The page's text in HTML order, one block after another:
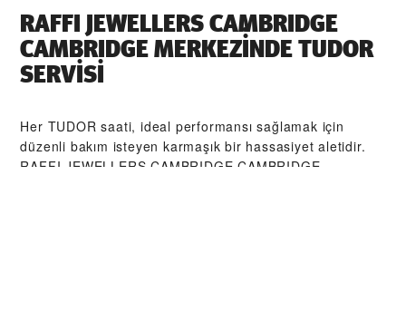
‭RAFFI JEWELLERS CAMBRIDGE
CAMBRIDGE‬ MERKEZİNDE TUDOR
SERVİSI
Her TUDOR saati, ideal performansı sağlamak için
düzenli bakım isteyen karmaşık bir hassasiyet aletidir.
‭RAFFI JEWELLERS CAMBRIDGE CAMBRIDGE‬